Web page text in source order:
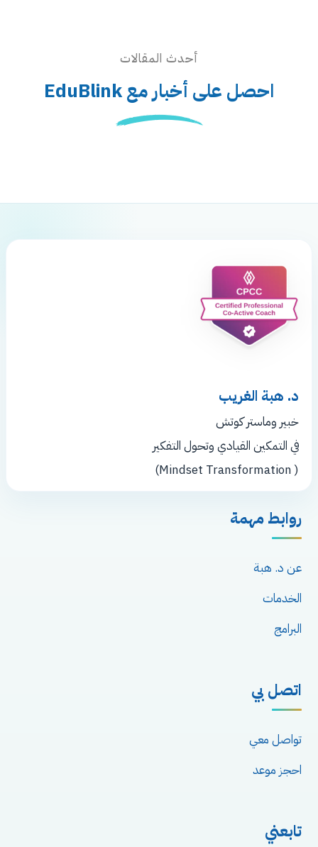
أحدث المقالات
احصل على أخبار مع EduBlink
د. هبة الغريب
خبير وماستر كوتش
في التمكين القيادي وتحول التفكير
( Mindset Transformation)
روابط مهمة
عن د. هبة
الخدمات
البرامج
اتصل بي
تواصل معي
احجز موعد
تابعني